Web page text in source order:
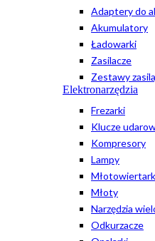
Adaptery do
Akumulatory
Ładowarki
Zasilacze
Zestawy
Elektronarzędzia
Frezarki
Klucze
Kompresory
Lampy
Młoty
Narzędzia
Odkurzacze